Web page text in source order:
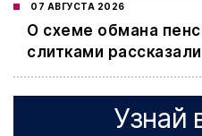
07 АВГУСТА 2026
О схеме обмана
слитками
Узнай